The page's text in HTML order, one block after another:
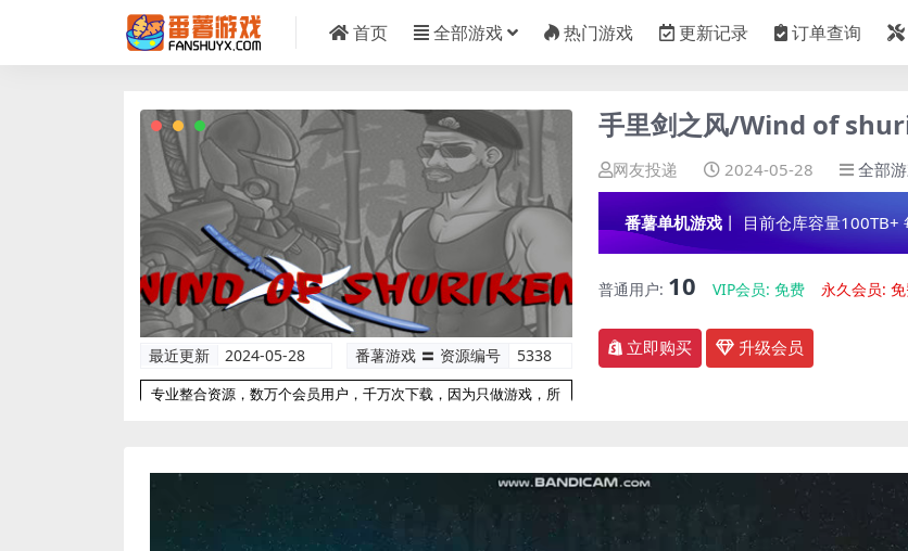
首页 全部游戏 热门游戏 更新记录 订单查询
最近更新 2024-05-28 番薯游戏 〓 资源编号 5338
专业整合资源，数万个会员用户，千万次下载，因为只做游戏，所
手里剑之风/Wind of
网友投递 2024-05-28 全部
番薯单机游戏 丨 目前仓库容量
普通用户: 10 VIP会员:免费 永久会员:
立即购买 升级会员